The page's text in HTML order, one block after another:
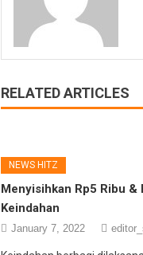
RELATED ARTICLES
NEWS HITZ
Menyisihkan Rp5 Ribu &
Keindahan
January 7, 2022